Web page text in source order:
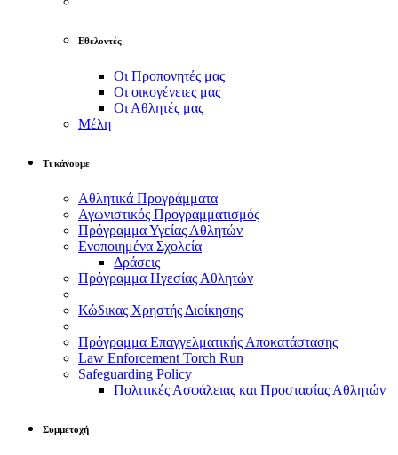
Εθελοντές
Οι Προπονητές μας
Οι οικογένειες μας
Οι Αθλητές μας
Μέλη
Τι κάνουμε
Αθλητικά Προγράμματα
Αγωνιστικός Προγραμματισμός
Πρόγραμμα Υγείας Αθλητών
Ενοποιημένα Σχολεία
Δράσεις
Πρόγραμμα Ηγεσίας Αθλητών
Κώδικας Χρηστής Διοίκησης
Πρόγραμμα Επαγγελματικής Αποκατάστασης
Law Enforcement Torch Run
Safeguarding Policy
Πολιτικές Ασφάλειας και Προστασίας Αθλητών
Συμμετοχή